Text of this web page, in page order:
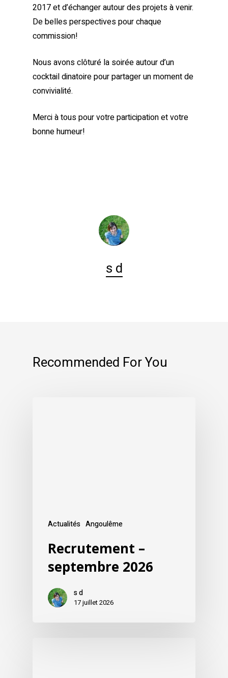
2017 et d’échanger autour des projets à venir.
De belles perspectives pour chaque
commission!
Nous avons clôturé la soirée autour d’un
cocktail dinatoire pour partager un moment de
convivialité.
Merci à tous pour votre participation et votre
bonne humeur!
s d
Recommended For You
Actualités Angoulême
Recrutement –
septembre 2026
s d
17 juillet 2026